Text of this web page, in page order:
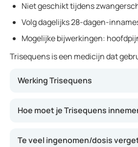
Niet geschikt tijdens
Volg dagelijks 28-dagen-
Mogelijke bijwerkingen:
Trisequens is een medicijn dat
Werking Trisequens
Hoe moet je Trisequens
Te veel ingenomen/dosis